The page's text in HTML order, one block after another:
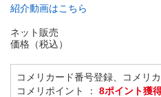
紹介動画はこちら
ネット販売
価格（税込）
コメリカード番号登録、コメリ
コメリポイント ： 8ポイント獲